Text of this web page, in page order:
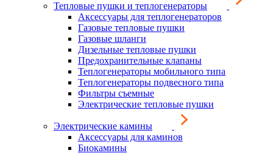
Тепловые пушки и теплогенераторы
Аксессуары для теплогенераторов
Газовые тепловые пушки
Газовые шланги
Дизельные тепловые пушки
Предохранительные клапаны
Теплогенераторы мобильного типа
Теплогенераторы подвесного типа
Фильтры съемные
Электрические тепловые пушки
Электрические камины
Аксессуары для каминов
Биокамины